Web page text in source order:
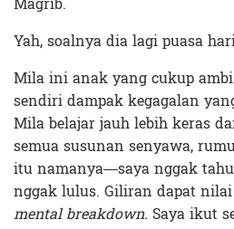
Yah, soalnya dia lagi puasa
Mila ini anak yang cukup
sendiri dampak kegagalan
Mila belajar jauh lebih keras
semua susunan senyawa,
itu namanya—saya nggak
nggak lulus. Giliran dapat
mental breakdown. Saya ikut